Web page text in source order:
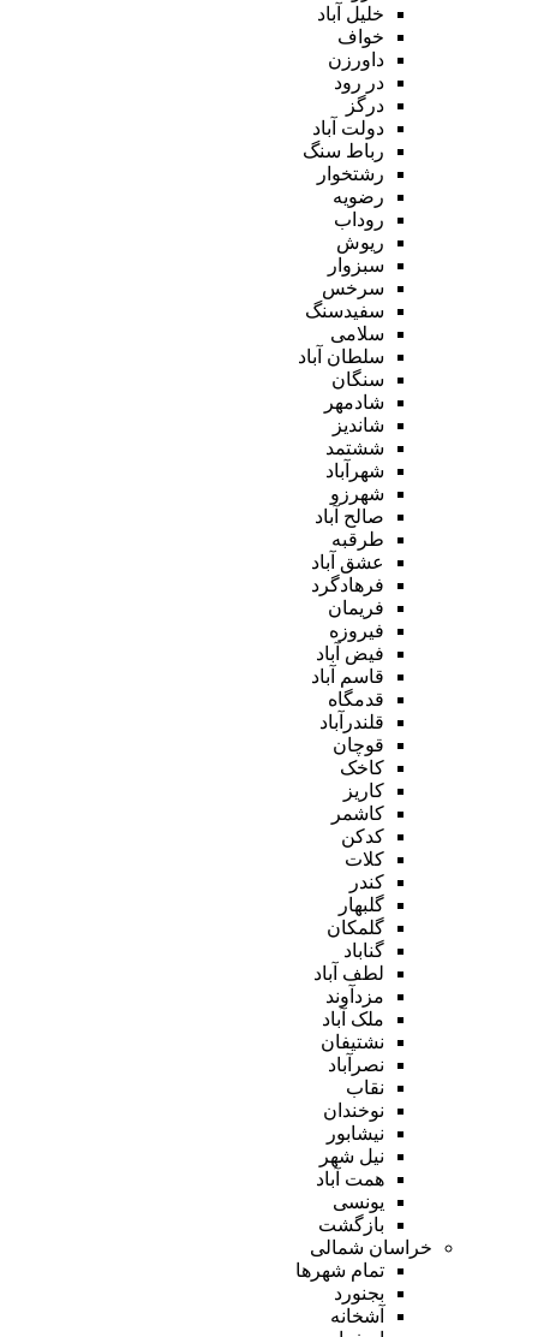
خلیل آباد
خواف
داورزن
در رود
درگز
دولت آباد
رباط سنگ
رشتخوار
رضویه
روداب
ریوش
سبزوار
سرخس
سفیدسنگ
سلامی
سلطان آباد
سنگان
شادمهر
شاندیز
ششتمد
شهرآباد
شهرزو
صالح آباد
طرقبه
عشق آباد
فرهادگرد
فریمان
فیروزه
فیض آباد
قاسم آباد
قدمگاه
قلندرآباد
قوچان
کاخک
کاریز
کاشمر
کدکن
کلات
کندر
گلبهار
گلمکان
گناباد
لطف آباد
مزدآوند
ملک آباد
نشتیفان
نصرآباد
نقاب
نوخندان
نیشابور
نیل شهر
همت آباد
یونسی
بازگشت
خراسان شمالی
تمام شهر‌ها
بجنورد
آشخانه